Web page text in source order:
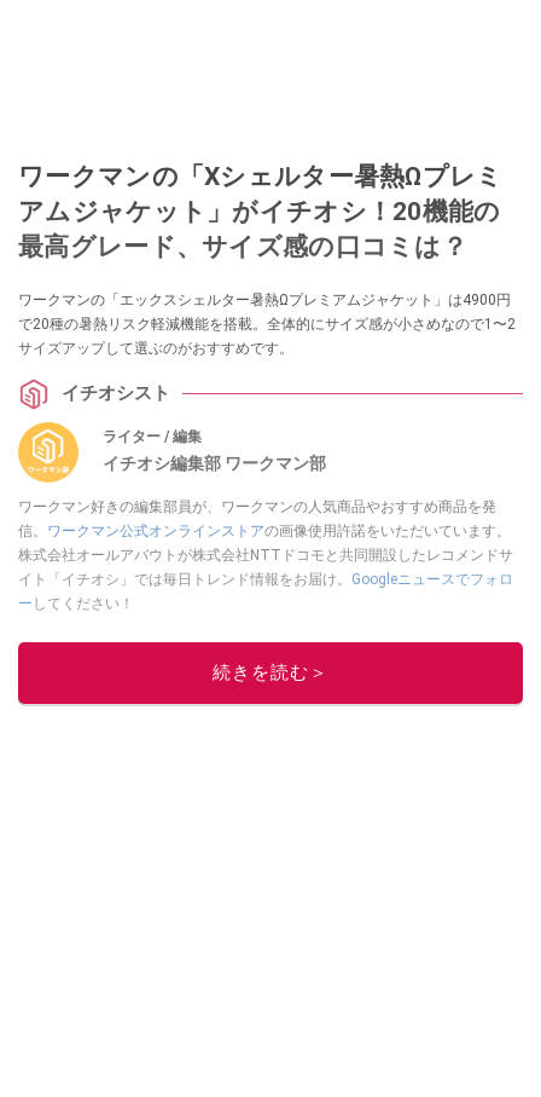
ワークマンの「Xシェルター暑熱Ωプレミ
アムジャケット」がイチオシ！20機能の
最高グレード、サイズ感の口コミは？
ワークマンの「エックスシェルター暑熱Ωプレミアムジャケット」は4900円
で20種の暑熱リスク軽減機能を搭載。全体的にサイズ感が小さめなので1〜2
サイズアップして選ぶのがおすすめです。
イチオシスト
ライター / 編集
イチオシ編集部 ワークマン部
ワークマン好きの編集部員が、ワークマンの人気商品やおすすめ商品を発
信。 ワークマン公式オンラインストアの画像使用許諾をいただいています。
株式会社オールアバウトが株式会社NTTドコモと共同開設したレコメンドサ
イト「イチオシ」では毎日トレンド情報をお届け。 Googleニュースでフォロ
ー してください！
このイチオシストの他の記事を読む
続きを読む＞